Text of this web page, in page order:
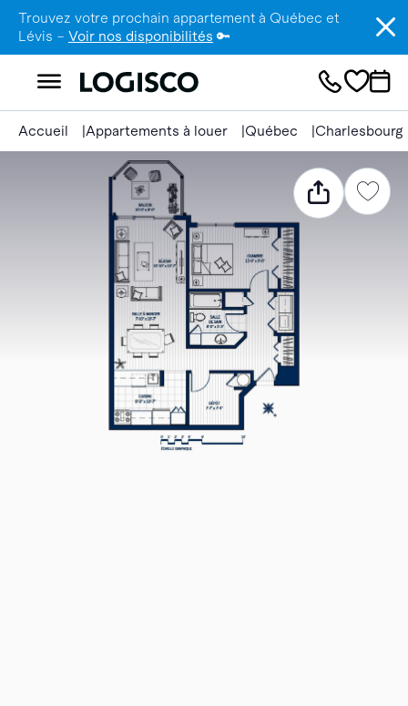
Trouvez votre prochain appartement à Québec et
Lévis – Voir nos disponibilités 🔑
Accueil Appartements à louer Québec Charlesbourg